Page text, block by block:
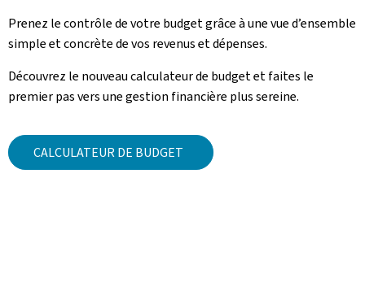
Prenez le contrôle de votre budget grâce à une vue d’ensemble
simple et concrète de vos revenus et dépenses.
Découvrez le nouveau calculateur de budget et faites le
premier pas vers une gestion financière plus sereine.
CALCULATEUR DE BUDGET